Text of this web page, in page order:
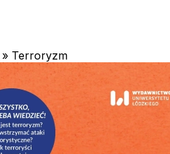
» Terroryzm